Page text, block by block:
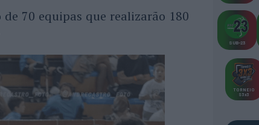
70 equipas que realizarão 180
SUB-23
TORNEIO
S 3x3